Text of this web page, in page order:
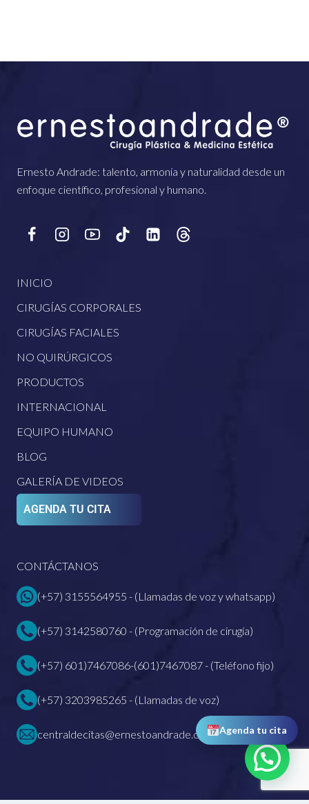
Agenda tu cita
Ernesto Andrade: talento, armonía y naturalidad desde un
enfoque científico, profesional y humano.
INICIO
CIRUGÍAS CORPORALES
CIRUGÍAS FACIALES
NO QUIRÚRGICOS
PRODUCTOS
INTERNACIONAL
EQUIPO HUMANO
BLOG
GALERÍA DE VIDEOS
AGENDA TU CITA
CONTÁCTANOS
(+57) 3155564955 - (Llamadas de voz y whatsapp)
(+57) 3142580760 - (Programación de cirugía)
(+57) 601)7467086-(601)7467087 - (Teléfono fijo)
(+57) 3203985265 - (Llamadas de voz)
centraldecitas@ernestoandrade.com